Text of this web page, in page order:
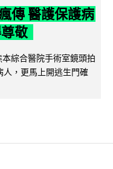
傳 醫護保護病
敬
綜合醫院手術室鏡頭拍
，更馬上開逃生門確